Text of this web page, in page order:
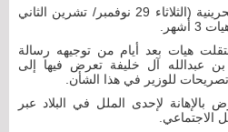
مرآة البحرين: قضت محكمة بحرينية (الثلاثاء 29 نوفمبر/ تشرين الثاني
هيات بعد أيام من توجيهه رسالة
بن عبدالله آل خليفة تعرض فيها إلى
للوزير في هذا الشأن.
لإحدى الملل في البلاد عبر
الاجتماعي.